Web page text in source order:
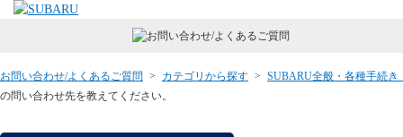
お問い合わせ/よくあるご質問 > カテゴリから探す > SUBARU全般・各種手続き
の問い合わせ先を教えてください。